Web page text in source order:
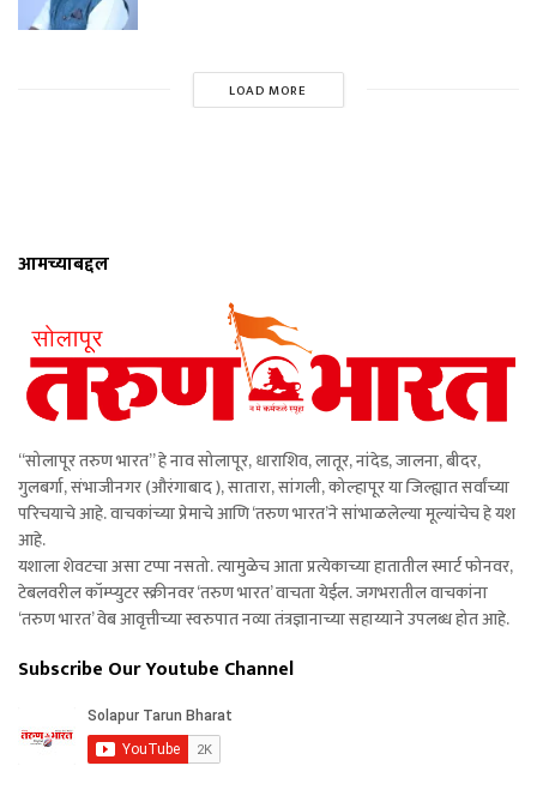
LOAD MORE
आमच्याबद्दल
“सोलापूर तरुण भारत” हे नाव सोलापूर, धाराशिव, लातूर, नांदेड, जालना, बीदर,
गुलबर्गा, संभाजीनगर (औरंगाबाद ), सातारा, सांगली, कोल्हापूर या जिल्ह्यात सर्वांच्या
परिचयाचे आहे. वाचकांच्या प्रेमाचे आणि ‘तरुण भारत’ने सांभाळलेल्या मूल्यांचेच हे यश
आहे.
यशाला शेवटचा असा टप्पा नसतो. त्यामुळेच आता प्रत्येकाच्या हातातील स्मार्ट फोनवर,
टेबलवरील कॉम्प्युटर स्क्रीनवर ‘तरुण भारत’ वाचता येईल. जगभरातील वाचकांना
‘तरुण भारत’ वेब आवृत्तीच्या स्वरुपात नव्या तंत्रज्ञानाच्या सहाय्याने उपलब्ध होत आहे.
Subscribe Our Youtube Channel